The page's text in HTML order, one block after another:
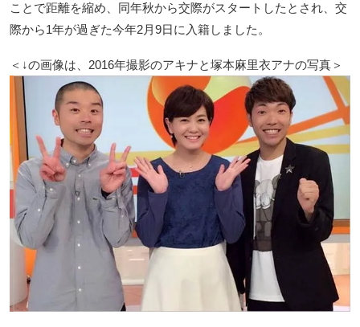
ことで距離を縮め、同年秋から交際がスタートしたとされ、交
際から1年が過ぎた今年2月9日に入籍しました。
＜↓の画像は、2016年撮影のアキナと塚本麻里衣アナの写真＞